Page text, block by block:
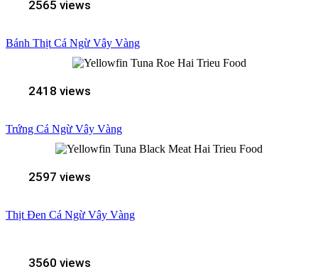
2565 views
Bánh Thịt Cá Ngừ Vây Vàng
2418 views
Trứng Cá Ngừ Vây Vàng
2597 views
Thịt Đen Cá Ngừ Vây Vàng
3560 views